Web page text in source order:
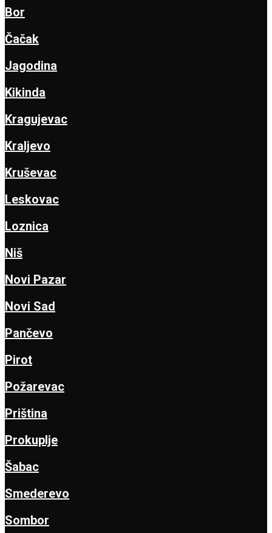
Bor
Čačak
Jagodina
Kikinda
Kragujevac
Kraljevo
Kruševac
Leskovac
Loznica
Niš
Novi Pazar
Novi Sad
Pančevo
Pirot
Požarevac
Priština
Prokuplje
Šabac
Smederevo
Sombor